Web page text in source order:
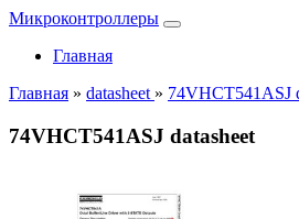
Микроконтроллеры
Главная
Главная » datasheet » 74VHCT541ASJ
74VHCT541ASJ datasheet